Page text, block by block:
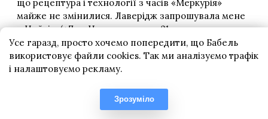
Усе гаразд, просто хочемо попередити, що Бабель
використовує файли cookies. Так ми аналізуємо трафік
і налаштовуємо рекламу.
Зрозуміло